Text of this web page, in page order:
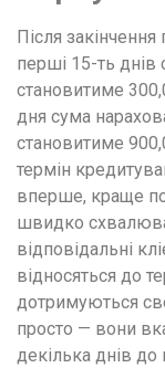
Після
перші 15-ть днів
становитиме
дня сума
становитиме
термін
вперше, краще
швидко
відповідальні
відносяться до
дотримуються
просто — вони
декілька днів до